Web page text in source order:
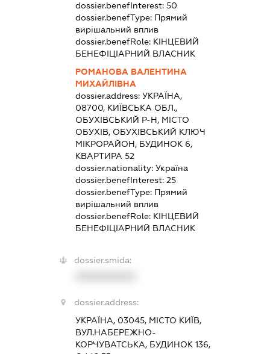
dossier.benefInterest:50
dossier.benefType: Прямий
вирішальний вплив
dossier.benefRole: КІНЦЕВИЙ
БЕНЕФІЦІАРНИЙ ВЛАСНИК
РОМАНОВА ВАЛЕНТИНА
МИХАЙЛІВНА
dossier.address:УКРАЇНА,
08700, КИЇВСЬКА ОБЛ.,
ОБУХІВСЬКИЙ Р-Н, МІСТО
ОБУХІВ, ОБУХІВСЬКИЙ КЛЮЧ
МІКРОРАЙОН, БУДИНОК 6,
КВАРТИРА 52
dossier.nationality:Україна
dossier.benefInterest:25
dossier.benefType: Прямий
вирішальний вплив
dossier.benefRole: КІНЦЕВИЙ
БЕНЕФІЦІАРНИЙ ВЛАСНИК
dossier.smida:
dossier.address:
УКРАЇНА, 03045, МІСТО КИЇВ,
ВУЛ.НАБЕРЕЖНО-
КОРЧУВАТСЬКА, БУДИНОК 136,